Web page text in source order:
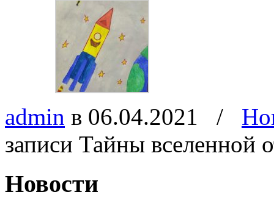
admin в 06.04.2021 /
записи Тайны вселенной
Новости